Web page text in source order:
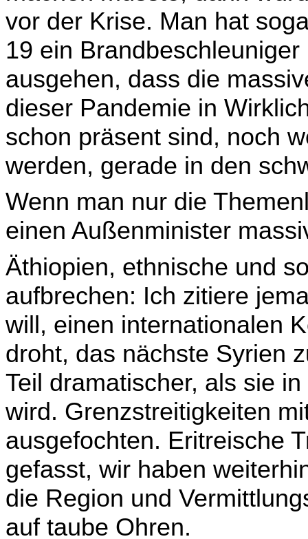
vor der Krise. Man hat
19 ein
ausgehen, dass die
dieser Pandemie in
schon präsent sind, noch
werden, gerade in den
Wenn man nur die
einen Außenminister
Äthiopien, ethnische und
aufbrechen: Ich zitiere
will, einen internationalen
droht, das nächste Syrien
Teil dramatischer, als sie
wird. Grenzstreitigkeiten
ausge­fochten. Eritreische
gefasst, wir haben
die Region und
auf taube Ohren.